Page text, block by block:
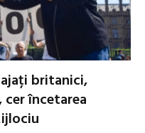
britanici,
încetarea